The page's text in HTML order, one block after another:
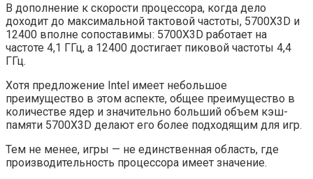
В дополнение к скорости процессора, когда дело
доходит до максимальной тактовой частоты, 5700X3D и
12400 вполне сопоставимы: 5700X3D работает на
частоте 4,1 ГГц, а 12400 достигает пиковой частоты 4,4
ГГц.
Хотя предложение Intel имеет небольшое
преимущество в этом аспекте, общее преимущество в
количестве ядер и значительно больший объем кэш-
памяти 5700X3D делают его более подходящим для игр.
Тем не менее, игры — не единственная область, где
производительность процессора имеет значение.